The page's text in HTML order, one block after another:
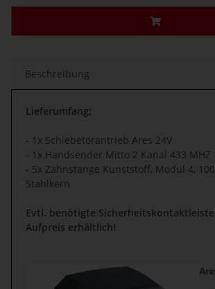
Beschreibung
Lieferumfang:
- 1x Schiebetorantrieb Ares 24V
- 1x Handsender Mitto 2 Kanal 433 MHZ
- 5x Zahnstange Kunststoff, Modul 4,
Stahlkern
Evtl. benötigte
Aufpreis erhältlich!